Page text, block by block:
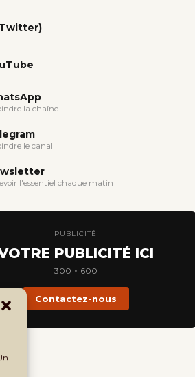
la chaîne
le canal
l'essentiel chaque matin
PUBLICITÉ
PUBLICITÉ ICI
300 × 600
Contactez-nous